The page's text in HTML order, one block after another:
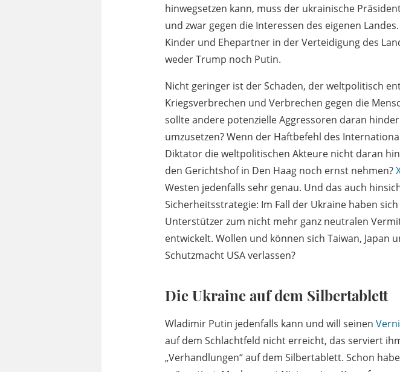
hinwegsetzen kann, muss der ukrainische
und zwar gegen die Interessen des eigenen
Kinder und Ehepartner in der Verteidigung des
weder Trump noch Putin.
Nicht geringer ist der Schaden, der weltpolitisch
Kriegsverbrechen und Verbrechen gegen die
sollte andere potenzielle Aggressoren daran
umzusetzen? Wenn der Haftbefehl des
Diktator die weltpolitischen Akteure nicht daran
den Gerichtshof in Den Haag noch ernst nehmen?
Westen jedenfalls sehr genau. Und das auch
Sicherheitsstrategie: Im Fall der Ukraine haben
Unterstützer zum nicht mehr ganz neutralen
entwickelt. Wollen und können sich Taiwan,
Schutzmacht USA verlassen?
Die Ukraine auf dem Silbertablett
Wladimir Putin jedenfalls kann und will seinen
auf dem Schlachtfeld nicht erreicht, das serviert
„Verhandlungen“ auf dem Silbertablett. Schon